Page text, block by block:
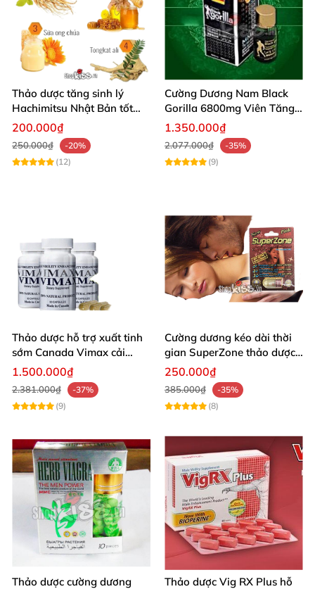
Thảo dược tăng sinh lý
Hachimitsu Nhật Bản tốt
cho cường dương nam
200.000₫
250.000₫
-20%
(12)
Cường Dương Nam Black
Gorilla 6800mg Viên Tăng
Cường Sinh Lý Nam
1.350.000₫
2.077.000₫
-35%
(9)
Thảo dược hỗ trợ xuất tinh
sớm Canada Vimax cải
thiện sinh lý nam
1.500.000₫
2.381.000₫
-37%
(9)
Cường dương kéo dài thời
gian SuperZone thảo dược
tăng sức bền
250.000₫
385.000₫
-35%
(8)
Thảo dược cường dương
Thảo dược Vig RX Plus hỗ